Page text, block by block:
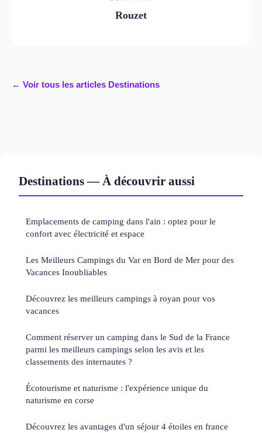
Rouzet
← Voir tous les articles Destinations
Destinations — À découvrir aussi
Emplacements de camping dans l'ain : optez pour le
confort avec électricité et espace
Les Meilleurs Campings du Var en Bord de Mer pour des
Vacances Inoubliables
Découvrez les meilleurs campings à royan pour vos
vacances
Comment réserver un camping dans le Sud de la France
parmi les meilleurs campings selon les avis et les
classements des internautes ?
Écotourisme et naturisme : l'expérience unique du
naturisme en corse
Découvrez les avantages d'un séjour 4 étoiles en france